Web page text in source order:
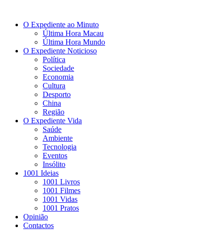
O Expediente ao Minuto
Última Hora Macau
Última Hora Mundo
O Expediente Noticioso
Política
Sociedade
Economia
Cultura
Desporto
China
Região
O Expediente Vida
Saúde
Ambiente
Tecnologia
Eventos
Insólito
1001 Ideias
1001 Livros
1001 Filmes
1001 Vidas
1001 Pratos
Opinião
Contactos